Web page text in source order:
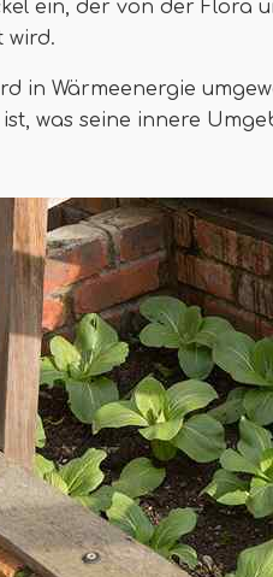
ein, der von der Flora
wird.
in Wärmeenergie
was seine innere